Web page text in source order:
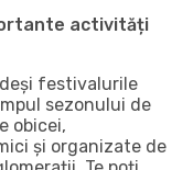
activități
deși festivalurile
sezonului de
obicei,
și organizate de